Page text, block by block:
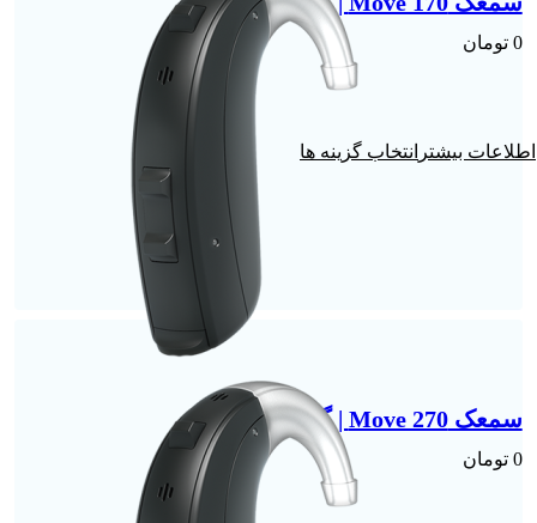
0 تومان
انتخاب گزینه ها
سمعک Move 270 | گوش راست
0 تومان